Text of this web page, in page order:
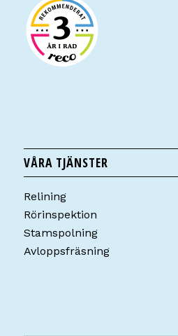
VÅRA TJÄNSTER
Relining
Rörinspektion
Stamspolning
Avloppsfräsning